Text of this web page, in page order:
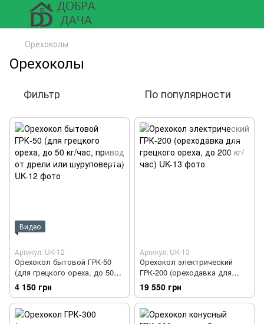
Орехоколы
Орехоколы
Фильтр По популярности
Видео
Артикул: UK-12
Орехокол бытовой ГРК-50
(для грецкого ореха, до 50
кг/час, привод от дрели или
шуруповерта)
4 150 грн
Артикул: UK-13
Орехокол электрический
ГРК-200 (ореходавка для
грецкого ореха, до 200 кг/
час)
19 550 грн